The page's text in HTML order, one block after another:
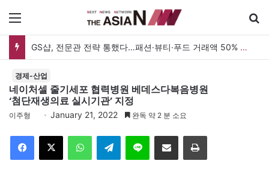
GS샵, 전문관 전략 통했다…패션·뷰티·푸드 거래액 50% 증가
경제-산업
네이처셀 줄기세포 협력병원 베데스다복음병원
‘첨단재생의료 실시기관’ 지정
이주형 January 21, 2022 완독 약 2 분 소요
Telegram 이메일